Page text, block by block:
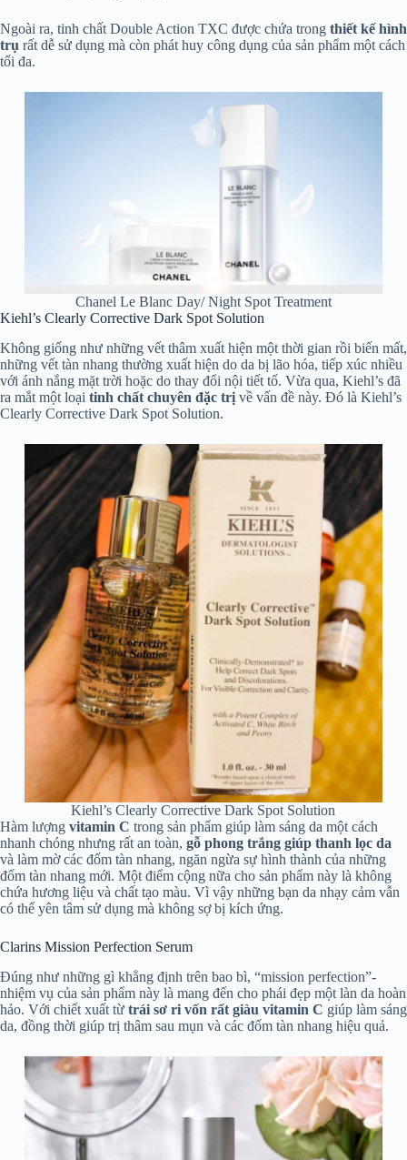
Ngoài ra, tinh chất Double Action TXC được chứa trong thiết kế hình
trụ rất dễ sử dụng mà còn phát huy công dụng của sản phẩm một cách
tối đa.
Chanel Le Blanc Day/ Night Spot Treatment
Kiehl’s Clearly Corrective Dark Spot Solution
Không giống như những vết thâm xuất hiện một thời gian rồi biến mất,
những vết tàn nhang thường xuất hiện do da bị lão hóa, tiếp xúc nhiều
với ánh nắng mặt trời hoặc do thay đổi nội tiết tố. Vừa qua, Kiehl’s đã
ra mắt một loại tinh chất chuyên đặc trị về vấn đề này. Đó là Kiehl’s
Clearly Corrective Dark Spot Solution.
Kiehl’s Clearly Corrective Dark Spot Solution
Hàm lượng vitamin C trong sản phẩm giúp làm sáng da một cách
nhanh chóng nhưng rất an toàn, gỗ phong trắng giúp thanh lọc da
và làm mờ các đốm tàn nhang, ngăn ngừa sự hình thành của những
đốm tàn nhang mới. Một điểm cộng nữa cho sản phẩm này là không
chứa hương liệu và chất tạo màu. Vì vậy những bạn da nhạy cảm vẫn
có thể yên tâm sử dụng mà không sợ bị kích ứng.
Clarins Mission Perfection Serum
Đúng như những gì khẳng định trên bao bì, “mission perfection”-
nhiệm vụ của sản phẩm này là mang đến cho phái đẹp một làn da hoàn
hảo. Với chiết xuất từ trái sơ ri vốn rất giàu vitamin C giúp làm sáng
da, đồng thời giúp trị thâm sau mụn và các đốm tàn nhang hiệu quả.